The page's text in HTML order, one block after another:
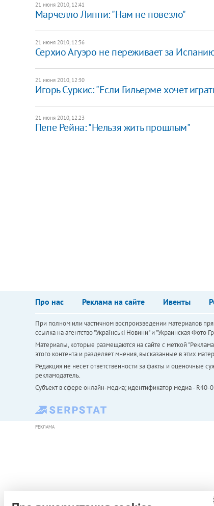
21 июня 2010, 12:41
Марчелло Липпи: "Нам не повезло"
21 июня 2010, 12:36
Серхио Агуэро не переживает за
21 июня 2010, 12:30
Игорь Суркис: "Если Гильерме хочет
21 июня 2010, 12:23
Пепе Рейна: "Нельзя жить прошлым"
Про нас Реклама на сайте Ивенты
При полном или частичном воспроизведении материалов
ссылка на агентство "Українськi Новини" и "Украинская Фото
Материалы, которые размещаются на сайте с меткой
этого контента и разделяет мнения, высказанные в этих
Редакция не несет ответственности за факты и оценочные
рекламодатель.
Субъект в сфере онлайн-медиа; идентификатор медиа - R40-
РЕКЛАМА